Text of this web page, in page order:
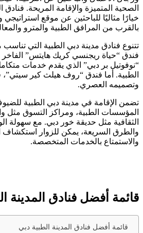
الصحية المتميزة والإقامة المريحة. فنادق
خيارًا مثاليًا للباحثين عن موقع
بالقرب من المرافق الطبية والمترو
تتنوع فنادق مدينة دبي الطبية التي
فندق “حياة ريجنسي كريك هايتس” الفاخر
“نوفوتيل بر دبي” الذي يقدم خدمات
الطبية. أما فندق “روف هيلث كير سيتي”،
وتصميمه العصري.
تضمن الإقامة في مدينة دبي الطبية
المؤسسات الطبية، ومراكز التسوق مثل
الثقافية مثل حديقة خور دبي. مع سهولة
والطرق السريعة، يمكن للزوار استكشاف
والاستمتاع بالخدمات المتخصصة.
قائمة أفضل فنادق المدينة
قائمة أفضل فنادق المدينة الطبية دبي